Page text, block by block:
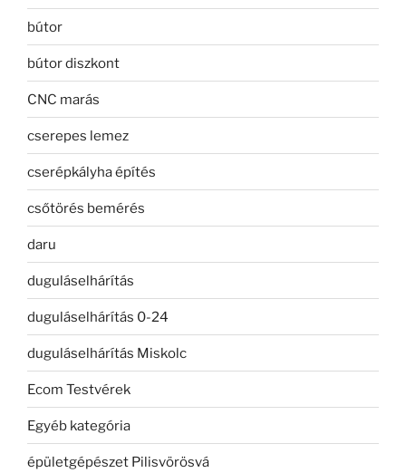
bútor
bútor diszkont
CNC marás
cserepes lemez
cserépkályha építés
csőtörés bemérés
daru
duguláselhárítás
duguláselhárítás 0-24
duguláselhárítás Miskolc
Ecom Testvérek
Egyéb kategória
épületgépészet Pilisvörösvá